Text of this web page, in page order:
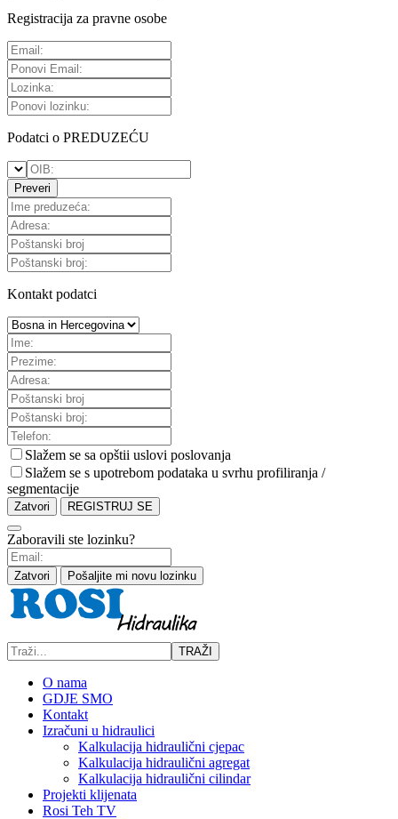
Registracija za pravne osobe
Podatci o PREDUZEĆU
Preveri
Kontakt podatci
Slažem se sa opštii uslovi poslovanja
Slažem se s upotrebom podataka u svrhu profiliranja /
segmentacije
Zatvori REGISTRUJ SE
Zaboravili ste lozinku?
Zatvori Pošaljite mi novu lozinku
TRAŽI
O nama
GDJE SMO
Kontakt
Izračuni u hidraulici
Kalkulacija hidraulični cjepac
Kalkulacija hidraulični agregat
Kalkulacija hidraulični cilindar
Projekti klijenata
Rosi Teh TV